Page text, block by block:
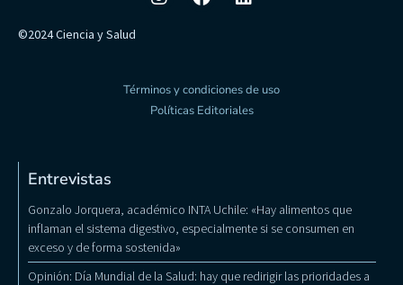
©2024 Ciencia y Salud
Términos y condiciones de uso
Políticas Editoriales
Entrevistas
Gonzalo Jorquera, académico INTA Uchile: «Hay alimentos que
inflaman el sistema digestivo, especialmente si se consumen en
exceso y de forma sostenida»
Opinión: Día Mundial de la Salud: hay que redirigir las prioridades a